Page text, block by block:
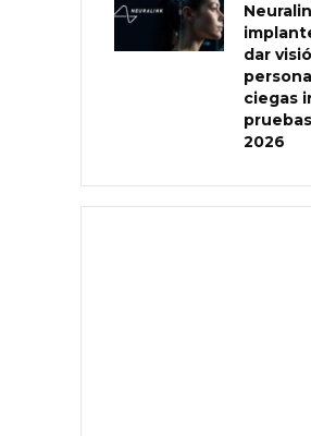
dar
ciegas
2026